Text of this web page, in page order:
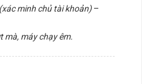
(xác minh chủ tài khoản) –
mà, máy chạy êm.